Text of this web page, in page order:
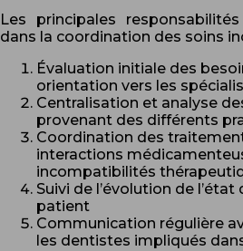
Les principales
dans la coordination des soins
Évaluation initiale des
orientation vers les
Centralisation et analyse
provenant des différents
Coordination des
interactions
incompatibilités
Suivi de l’évolution de
patient
Communication régulière
les dentistes impliqués